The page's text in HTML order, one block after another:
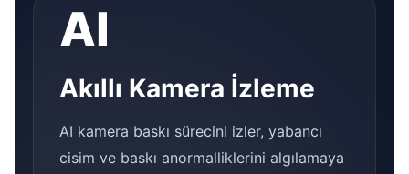
AI
Akıllı Kamera İzleme
AI kamera baskı sürecini izler, yabancı
cisim ve baskı anormalliklerini algılamaya